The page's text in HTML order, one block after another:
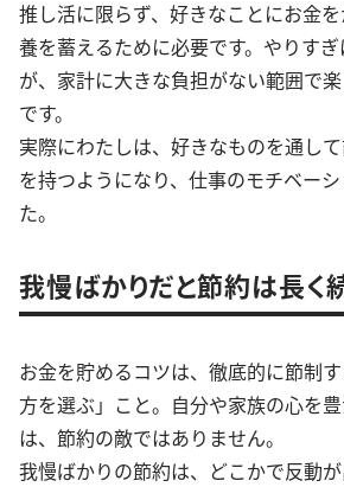
推し活に限らず、好きなことにお金
養を蓄えるために必要です。やりす
が、家計に大きな負担がない範囲で
です。
実際にわたしは、好きなものを通し
を持つようになり、仕事のモチベー
た。
我慢ばかりだと節約は長く
お金を貯めるコツは、徹底的に節制
方を選ぶ」こと。自分や家族の心を
は、節約の敵ではありません。
我慢ばかりの節約は、どこかで反動